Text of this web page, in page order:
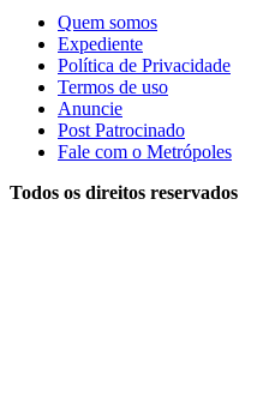
Quem somos
Expediente
Política de Privacidade
Termos de uso
Anuncie
Post Patrocinado
Fale com o Metrópoles
Todos os direitos reservados